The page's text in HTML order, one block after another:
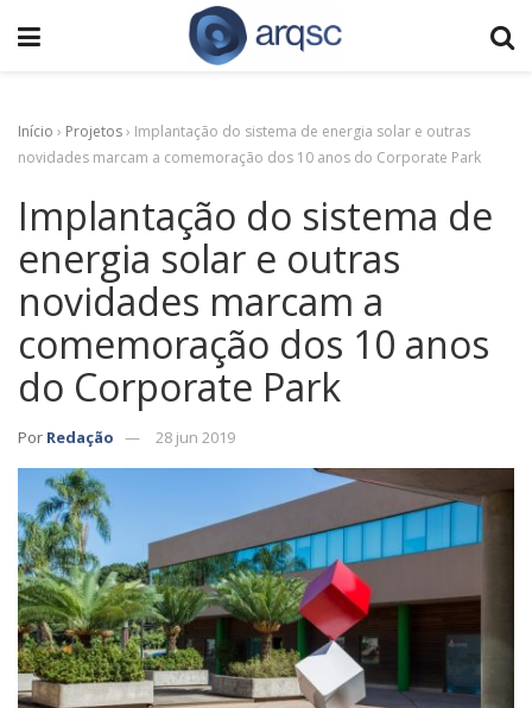
Início › Projetos› Implantação do sistema de energia solar e outras
novidades marcam a comemoração dos 10 anos do Corporate Park
Implantação do sistema de
energia solar e outras
novidades marcam a
comemoração dos 10 anos
do Corporate Park
Por Redação 28 jun 2019